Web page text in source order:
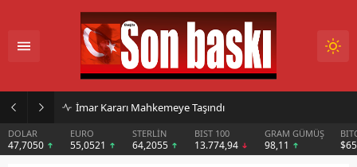
İmar Kararı Mahkemeye Taşındı
DOLAR
47,7050
EURO
55,0521
STERLİN
64,2055
BIST 100
13.774,94
GRAM GÜMÜŞ
98,11